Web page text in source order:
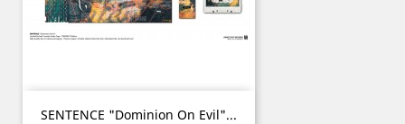
SENTENCE "Dominion On Evil"...